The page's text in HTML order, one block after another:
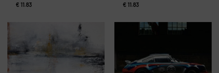
€ 11.83 € 11.83